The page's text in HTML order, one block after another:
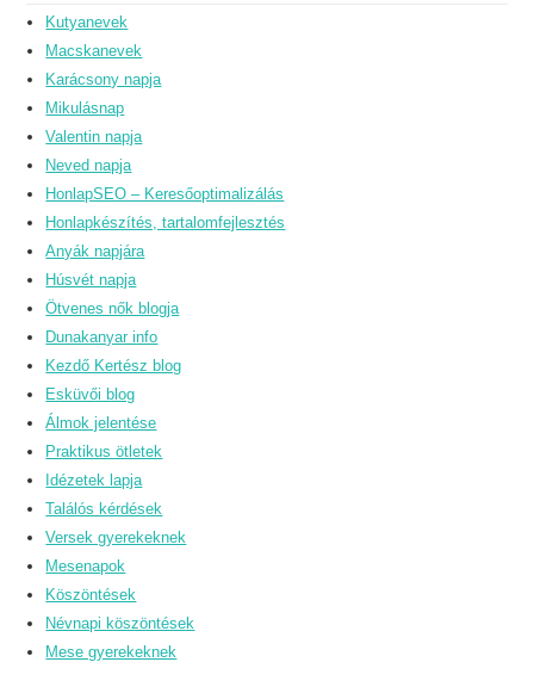
Kutyanevek
Macskanevek
Karácsony napja
Mikulásnap
Valentin napja
Neved napja
HonlapSEO – Keresőoptimalizálás
Honlapkészítés, tartalomfejlesztés
Anyák napjára
Húsvét napja
Ötvenes nők blogja
Dunakanyar info
Kezdő Kertész blog
Esküvői blog
Álmok jelentése
Praktikus ötletek
Idézetek lapja
Találós kérdések
Versek gyerekeknek
Mesenapok
Köszöntések
Névnapi köszöntések
Mese gyerekeknek